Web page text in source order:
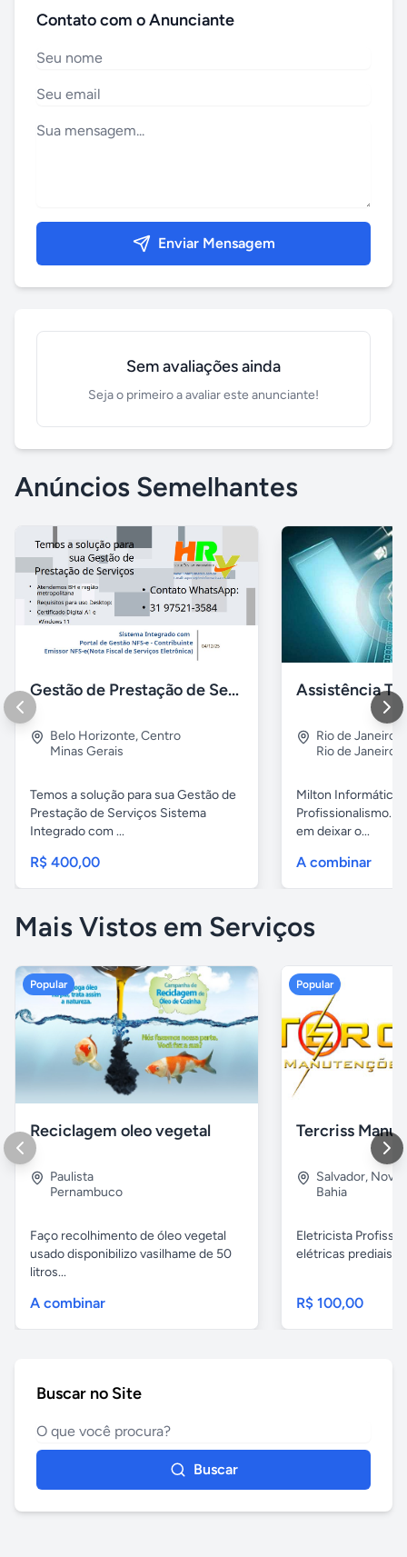
Contato com o Anunciante
Enviar Mensagem
Sem avaliações ainda
Seja o primeiro a avaliar este anunciante!
Anúncios Semelhantes
Gestão de Prestação de Serviços NFS-e Emissor Nacional
Belo Horizonte,Centro
Minas Gerais
Temos a solução para sua Gestão de
Prestação de Serviços Sistema
Integrado com ...
R$ 400,00
Rio de Janeiro
Rio de Janeiro
Milton Informática
Profissionalismo.
em deixar o...
A combinar
Mais Vistos em Serviços
Popular
Reciclagem oleo vegetal
Paulista
Pernambuco
Faço recolhimento de óleo vegetal
usado disponibilizo vasilhame de 50
litros...
A combinar
Popular
Salvador, Nova
Bahia
Eletricista
elétricas prediais e
R$ 100,00
Buscar no Site
Buscar